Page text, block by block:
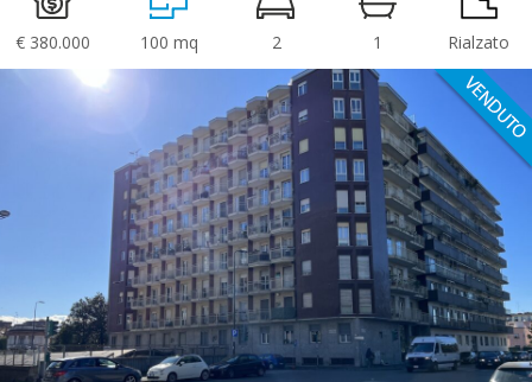
€ 380.000 100 mq 2 1 Rialzato